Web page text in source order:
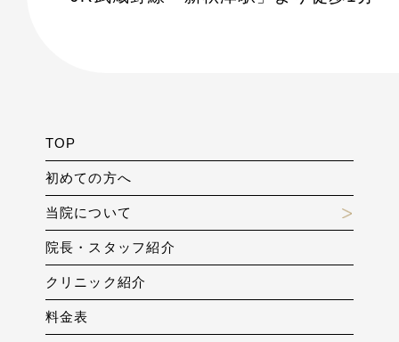
TOP
初めての方へ
当院について
院長・スタッフ紹介
クリニック紹介
料金表